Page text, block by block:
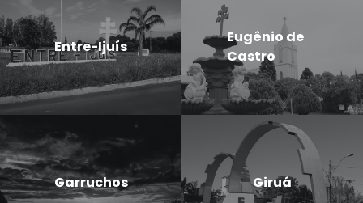
Entre-Ijuís
Eugênio de
Castro
Garruchos Giruá